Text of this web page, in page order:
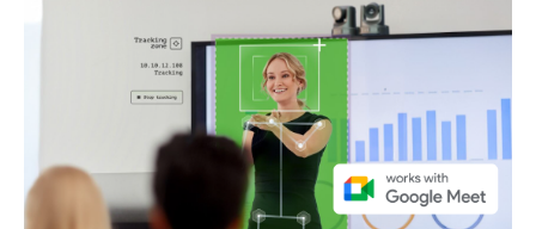
China (中文)